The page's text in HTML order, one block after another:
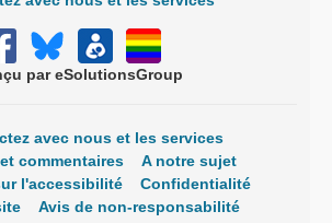
par eSolutionsGroup
avec nous et les services
commentaires
A notre sujet
l'accessibilité
Confidentialité
Avis de non-responsabilité